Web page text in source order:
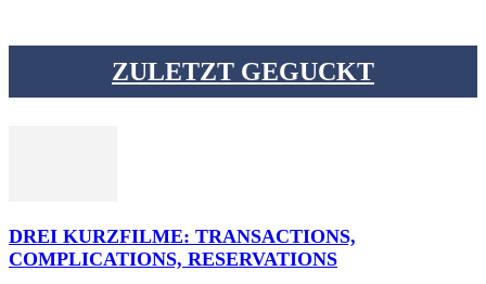
ZULETZT GEGUCKT
DREI KURZFILME: TRANSACTIONS,
COMPLICATIONS, RESERVATIONS